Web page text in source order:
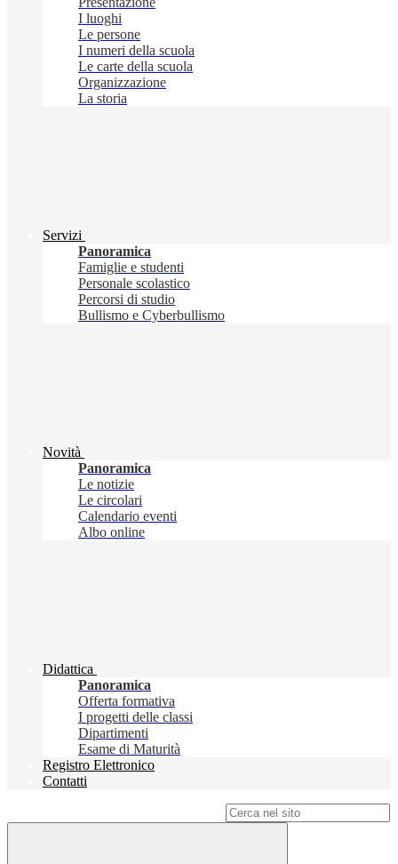
I luoghi
Le persone
I numeri della scuola
Le carte della scuola
Organizzazione
La storia
Servizi
Panoramica
Famiglie e studenti
Personale scolastico
Percorsi di studio
Bullismo e Cyberbullismo
Novità
Panoramica
Le notizie
Le circolari
Calendario eventi
Albo online
Didattica
Panoramica
Offerta formativa
I progetti delle classi
Dipartimenti
Esame di Maturità
Registro Elettronico
Contatti